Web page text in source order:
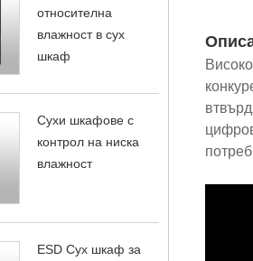
относителна
влажност в сух
шкаф
Сухи шкафове с
контрол на ниска
влажност
ESD Сух шкаф за